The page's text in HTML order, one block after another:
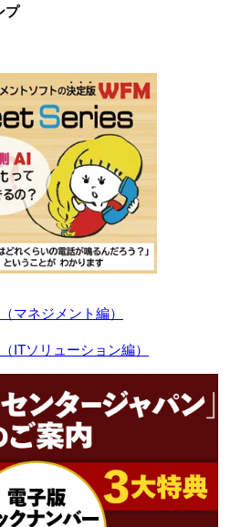
プ
マネジメント編）
ITソリューション編）